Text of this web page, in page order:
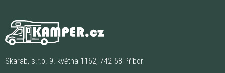
Skarab, s.r.o. 9. května 1162, 742 58 Příbor